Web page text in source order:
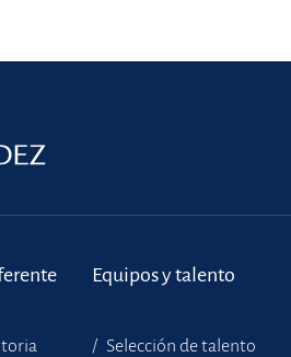
Equipos y talento
Selección de talento